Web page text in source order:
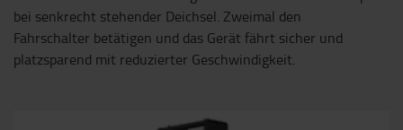
bei senkrecht stehender Deichsel. Zweimal den
Fahrschalter betätigen und das Gerät fährt sicher und
platzsparend mit reduzierter Geschwindigkeit.